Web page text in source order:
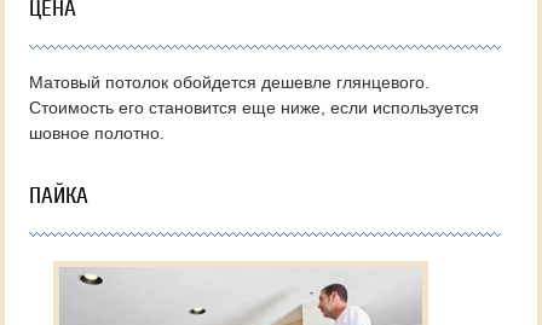
ЦЕНА
Матовый потолок обойдется дешевле глянцевого.
Стоимость его становится еще ниже, если используется
шовное полотно.
ПАЙКА